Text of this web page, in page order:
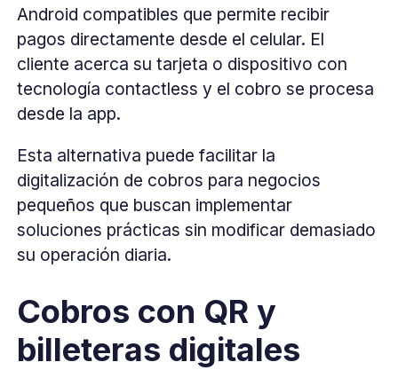
Android compatibles que permite recibir
pagos directamente desde el celular. El
cliente acerca su tarjeta o dispositivo con
tecnología contactless y el cobro se procesa
desde la app.
Esta alternativa puede facilitar la
digitalización de cobros para negocios
pequeños que buscan implementar
soluciones prácticas sin modificar demasiado
su operación diaria.
Cobros con QR y
billeteras digitales